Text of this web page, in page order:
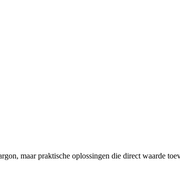
maar praktische oplossingen die direct waarde